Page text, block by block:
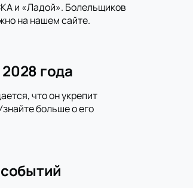
и «Ладой». Болельщиков
на нашем сайте.
года
что он укрепит
больше о его